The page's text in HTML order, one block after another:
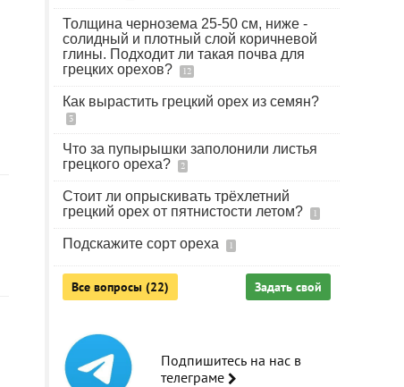
Толщина чернозема 25-50 см, ниже -
солидный и плотный слой коричневой
глины. Подходит ли такая почва для
грецких орехов?
12
Как вырастить грецкий орех из семян?
3
Что за пупырышки заполонили листья
грецкого ореха?
2
Стоит ли опрыскивать трёхлетний
грецкий орех от пятнистости летом?
1
Подскажите сорт ореха 1
Все вопросы (22) Задать свой
Подпишитесь на нас в
телеграме